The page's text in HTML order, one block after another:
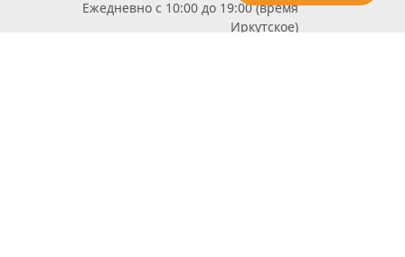
Ежедневно с 10:00 до 19:00 (время
Иркутское)